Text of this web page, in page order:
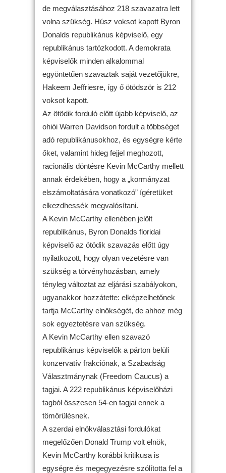
de megválasztásához 218 szavazatra lett
volna szükség. Húsz voksot kapott Byron
Donalds republikánus képviselő, egy
republikánus tartózkodott. A demokrata
képviselők minden alkalommal
egyöntetűen szavaztak saját vezetőjükre,
Hakeem Jeffriesre, így ő ötödször is 212
voksot kapott.
Az ötödik forduló előtt újabb képviselő, az
ohiói Warren Davidson fordult a többséget
adó republikánusokhoz, és egységre kérte
őket, valamint hideg fejjel meghozott,
racionális döntésre Kevin McCarthy mellett
annak érdekében, hogy a „kormányzat
elszámoltatására vonatkozó” ígéretüket
elkezdhessék megvalósítani.
A Kevin McCarthy ellenében jelölt
republikánus, Byron Donalds floridai
képviselő az ötödik szavazás előtt úgy
nyilatkozott, hogy olyan vezetésre van
szükség a törvényhozásban, amely
tényleg változtat az eljárási szabályokon,
ugyanakkor hozzátette: elképzelhetőnek
tartja McCarthy elnökségét, de ahhoz még
sok egyeztetésre van szükség.
A Kevin McCarthy ellen szavazó
republikánus képviselők a párton belüli
konzervatív frakciónak, a Szabadság
Választmánynak (Freedom Caucus) a
tagjai. A 222 republikánus képviselőházi
tagból összesen 54-en tagjai ennek a
tömörülésnek.
A szerdai elnökválasztási fordulókat
megelőzően Donald Trump volt elnök,
Kevin McCarthy korábbi kritikusa is
egységre és megegyezésre szólította fel a